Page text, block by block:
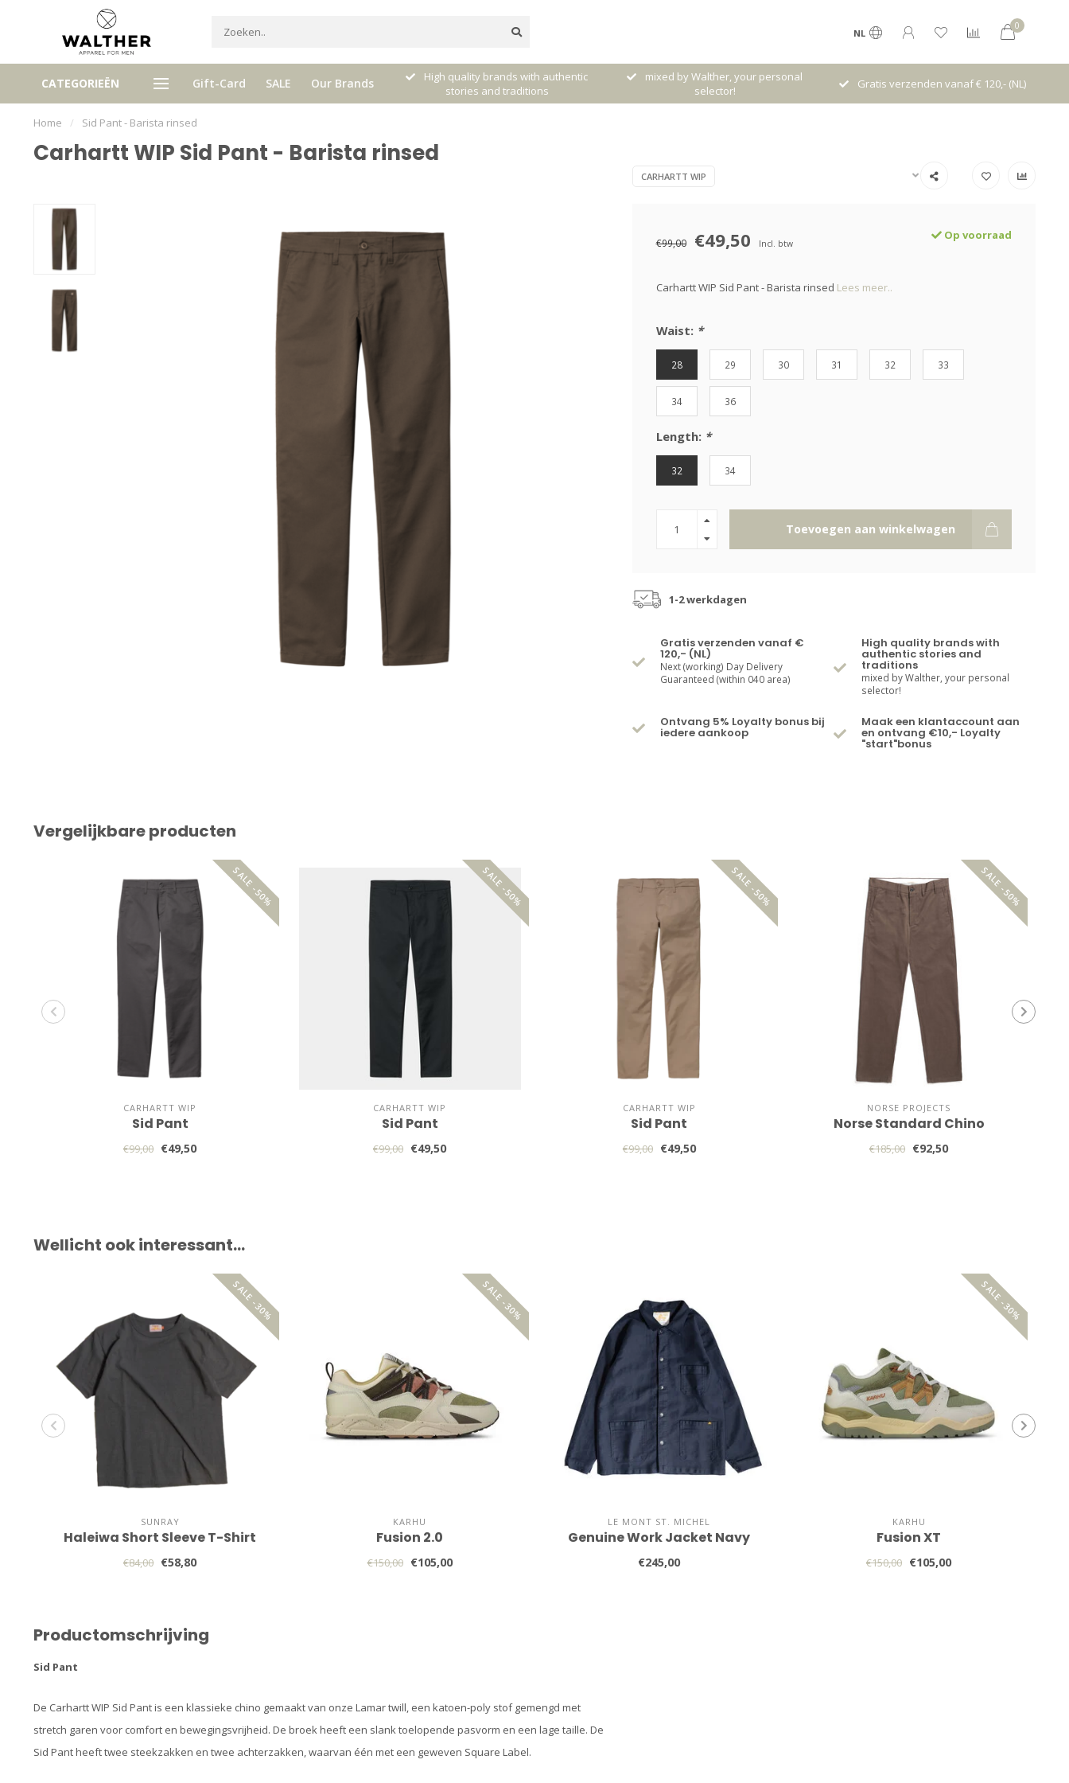
NL
0
CATEGORIEËN Gift-Card SALE Our Brands
verzenden vanaf € 120,- (NL)
Ontvang 5% Loyalty bonus bij iedere
aankoop
High quality brands with authentic
stories and traditions
mixed by Walther, your personal
selector!
Gratis verzenden vanaf € 120,- (NL)
Home / Sid Pant - Barista rinsed
Carhartt WIP Sid Pant - Barista rinsed
CARHARTT WIP
€99,00 €49,50 Incl. btw
Op voorraad
Carhartt WIP Sid Pant - Barista rinsed Lees meer..
Waist: *
28 29 30 31 32 33
34 36
Length: *
32 34
Toevoegen aan winkelwagen
1-2 werkdagen
Gratis verzenden vanaf €
120,- (NL)
Next (working) Day Delivery
Guaranteed (within 040 area)
High quality brands with
authentic stories and
traditions
mixed by Walther, your personal
selector!
Ontvang 5% Loyalty bonus bij
iedere aankoop
Maak een klantaccount aan
en ontvang €10,- Loyalty
"start"bonus
Vergelijkbare producten
SALE -50%
CARHARTT WIP
Sid Pant
€99,00 €49,50
SALE -50%
CARHARTT WIP
Sid Pant
€99,00 €49,50
SALE -50%
CARHARTT WIP
Sid Pant
€99,00 €49,50
SALE -50%
NORSE PROJECTS
Norse Standard Chino
€185,00 €92,50
Wellicht ook interessant…
SALE -30%
SUNRAY
Haleiwa Short Sleeve T-Shirt
€84,00 €58,80
SALE -30%
KARHU
Fusion 2.0
€150,00 €105,00
LE MONT ST. MICHEL
Genuine Work Jacket Navy
€245,00
SALE -30%
KARHU
Fusion XT
€150,00 €105,00
Productomschrijving
Sid Pant
De Carhartt WIP Sid Pant is een klassieke chino gemaakt van onze Lamar twill, een katoen-poly stof gemengd met
stretch garen voor comfort en bewegingsvrijheid. De broek heeft een slank toelopende pasvorm en een lage taille. De
Sid Pant heeft twee steekzakken en twee achterzakken, waarvan één met een geweven Square Label.